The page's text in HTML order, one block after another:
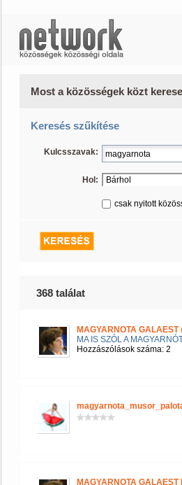
Most a közösségek közt
Keresés szűkítése
Kulcsszavak:
Hol:
csak nyitott
368 találat
MAGYARNOTA GALAEST
MA IS SZÓL A
Hozzászólások száma: 2
MAGYARNOTA GALAEST